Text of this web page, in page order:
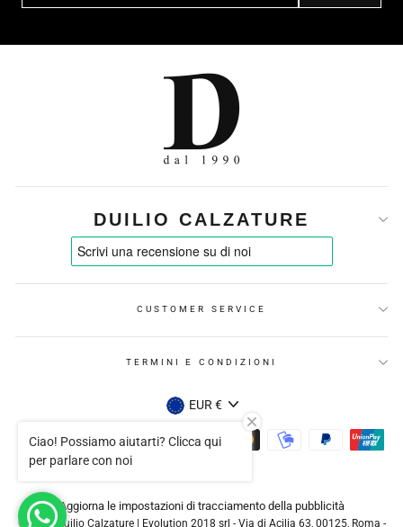
DUILIO CALZATURE
CUSTOMER SERVICE
TERMINI E CONDIZIONI
VALUTA
EUR €
Aggiorna le impostazioni di tracciamento della pubblicità
© 2026 Duilio Calzature | Evolution 2018 srl - Via di Acilia 63, 00125, Roma -
Ciao! Possiamo aiutarti? Clicca qui
per parlare con noi